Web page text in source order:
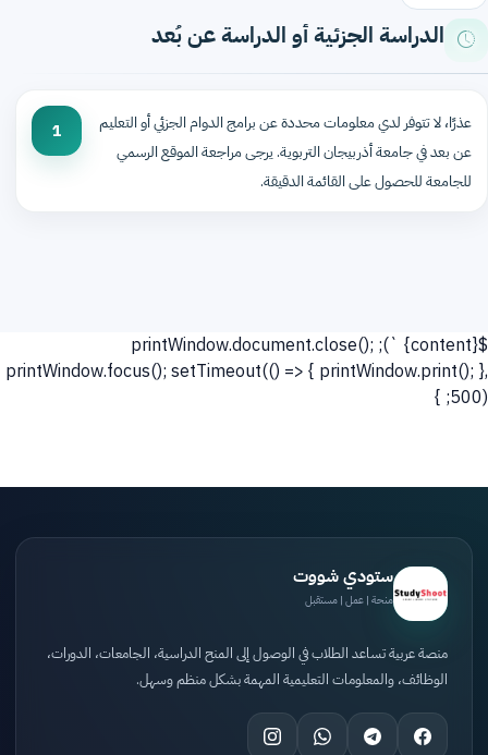
الدراسة الجزئية أو الدراسة عن بُعد
عذرًا، لا تتوفر لدي معلومات محددة عن برامج الدوام الجزئي أو التعليم
عن بعد في جامعة أذربيجان التربوية. يرجى مراجعة الموقع الرسمي
للجامعة للحصول على القائمة الدقيقة.
1
${content}
`); printWindow.document.close();
printWindow.focus(); setTimeout(() => { printWindow.print(); },
500); }
ستودي شووت
منحة | عمل | مستقبل
منصة عربية تساعد الطلاب في الوصول إلى المنح الدراسية، الجامعات، الدورات،
الوظائف، والمعلومات التعليمية المهمة بشكل منظم وسهل.